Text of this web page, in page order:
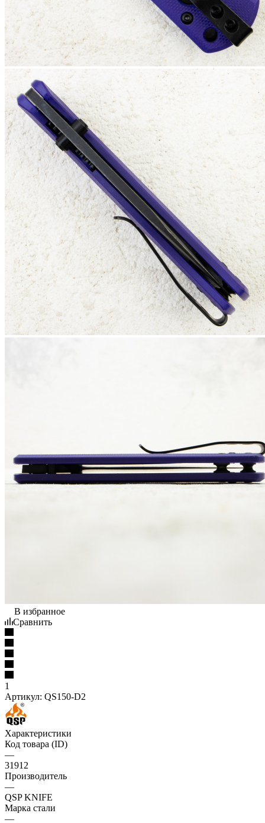
В избранное
Сравнить
1
Артикул: QS150-D2
Характеристики
Код товара (ID)
—
31912
Производитель
—
QSP KNIFE
Марка стали
—